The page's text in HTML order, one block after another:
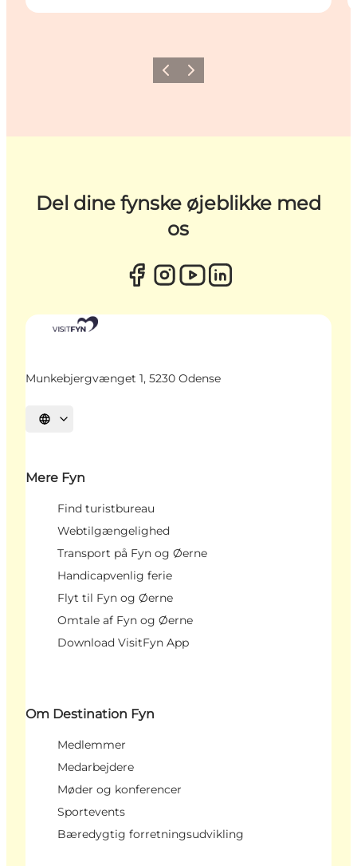
ForrigeNæste
Del dine fynske øjeblikke med
os
Munkebjergvænget 1, 5230 Odense
Vælg sprog
Mere Fyn
Find turistbureau
Webtilgængelighed
Transport på Fyn og Øerne
Handicapvenlig ferie
Flyt til Fyn og Øerne
Omtale af Fyn og Øerne
Download VisitFyn App
Om Destination Fyn
Medlemmer
Medarbejdere
Møder og konferencer
Sportevents
Bæredygtig forretningsudvikling